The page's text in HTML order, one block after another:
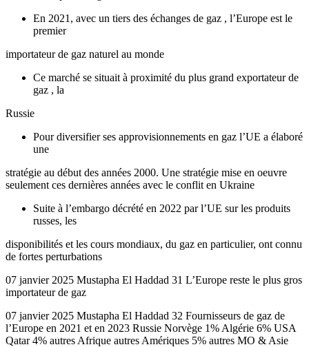
En 2021, avec un tiers des échanges de gaz , l’Europe est le
premier
importateur de gaz naturel au monde
Ce marché se situait à proximité du plus grand exportateur de
gaz , la
Russie
Pour diversifier ses approvisionnements en gaz l’UE a élaboré
une
stratégie au début des années 2000. Une stratégie mise en oeuvre
seulement ces dernières années avec le conflit en Ukraine
Suite à l’embargo décrété en 2022 par l’UE sur les produits
russes, les
disponibilités et les cours mondiaux, du gaz en particulier, ont connu
de fortes perturbations
07 janvier 2025 Mustapha El Haddad 31 L’Europe reste le plus gros
importateur de gaz
07 janvier 2025 Mustapha El Haddad 32 Fournisseurs de gaz de
l’Europe en 2021 et en 2023 Russie Norvège 1% Algérie 6% USA
Qatar 4% autres Afrique autres Amériques 5% autres MO & Asie